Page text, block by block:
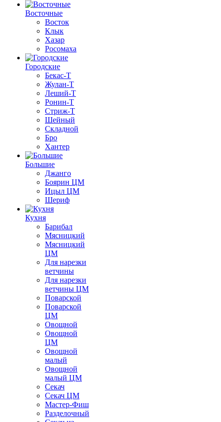
Восточные
Восток
Клык
Хазар
Росомаха
Городские
Бекас-Т
Жулан-Т
Леший-Т
Ронин-Т
Стриж-Т
Шейный
Складной
Бро
Хантер
Большие
Джанго
Боярин ЦМ
Ицыл ЦМ
Шериф
Кухня
Барибал
Мясницкий
Мясницкий
ЦМ
Для нарезки
ветчины
Для нарезки
ветчины ЦМ
Поварской
Поварской
ЦМ
Овощной
Овощной
ЦМ
Овощной
малый
Овощной
малый ЦМ
Секач
Секач ЦМ
Мастер-Фиш
Разделочный